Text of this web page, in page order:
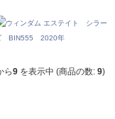
ら9 を表示中 (商品の数: 9)